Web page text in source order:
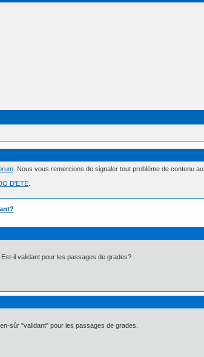
. Nous vous remercions de signaler tout problème de contenu au
D'ETE
il validant pour les passages de grades?
sûr "validant" pour les passages de grades.